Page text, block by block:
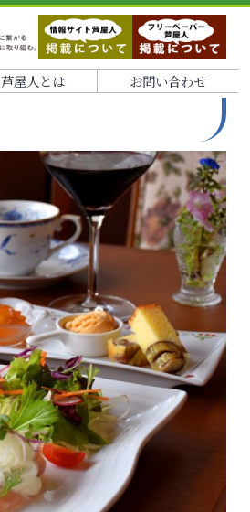
芦屋人とは お問い合わせ